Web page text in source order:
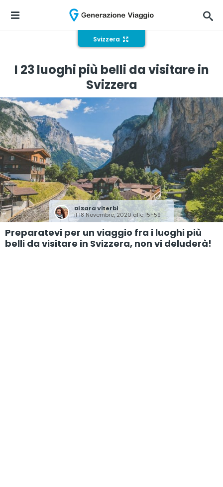
Svizzera
I 23 luoghi più belli da visitare in
Svizzera
DiSara Viterbi
il 18 Novembre, 2020 alle 15h59
Preparatevi per un viaggio fra i luoghi più
belli da visitare in Svizzera, non vi deluderà!